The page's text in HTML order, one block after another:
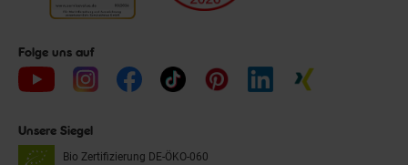
Folge uns auf
Unsere Siegel
Bio Zertifizierung DE-ÖKO-060